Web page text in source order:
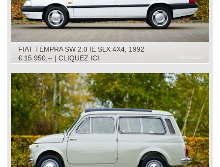
FIAT TEMPRA SW 2.0 IE SLX 4X4, 1992
€ 15.950,-- | CLIQUEZ ICI